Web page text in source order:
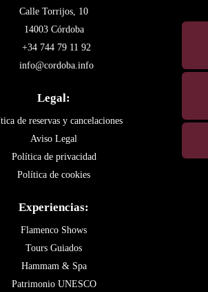
Calle Torrijos, 10
14003 Córdoba
+34 744 79 11 92
info@cordoba.info
Legal:
de reservas y cancelaciones
Aviso Legal
Política de privacidad
Política de cookies
Experiencias:
Flamenco Shows
Tours Guiados
Hammam & Spa
Patrimonio UNESCO